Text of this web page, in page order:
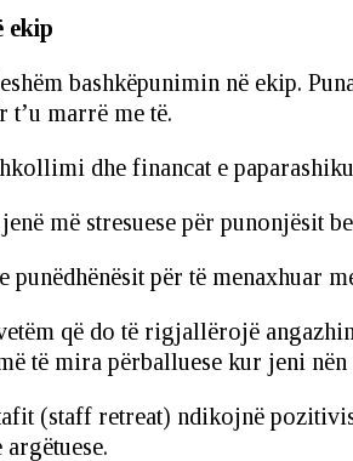
ekip
bashkëpunimin në ekip.
t’u marrë me të.
dhe financat e
më stresuese për punonjësit
për të menaxhuar
që do të rigjallërojë
të mira përballuese kur jeni nën
(staff retreat) ndikojnë